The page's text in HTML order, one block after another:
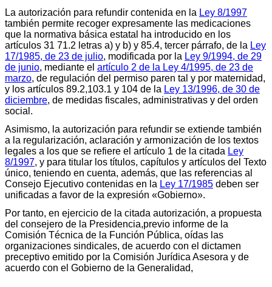
La autorización para refundir contenida en la Ley 8/1997
también permite recoger expresamente las medicaciones
que la normativa básica estatal ha introducido en los
artículos 31 71.2 letras a) y b) y 85.4, tercer párrafo, de la Ley
17/1985, de 23 de julio, modificada por la Ley 9/1994, de 29
de junio, mediante el artículo 2 de la Ley 4/1995, de 23 de
marzo, de regulación del permiso paren tal y por maternidad,
y los artículos 89.2,103.1 y 104 de la Ley 13/1996, de 30 de
diciembre, de medidas fiscales, administrativas y del orden
social.
Asimismo, la autorización para refundir se extiende también
a la regularización, aclaración y armonización de los textos
legales a los que se refiere el artículo 1 de la citada Ley
8/1997, y para titular los títulos, capítulos y artículos del Texto
único, teniendo en cuenta, además, que las referencias al
Consejo Ejecutivo contenidas en la Ley 17/1985 deben ser
unificadas a favor de la expresión «Gobierno».
Por tanto, en ejercicio de la citada autorización, a propuesta
del consejero de la Presidencia,previo informe de la
Comisión Técnica de la Función Pública, oídas las
organizaciones sindicales, de acuerdo con el dictamen
preceptivo emitido por la Comisión Jurídica Asesora y de
acuerdo con el Gobierno de la Generalidad,